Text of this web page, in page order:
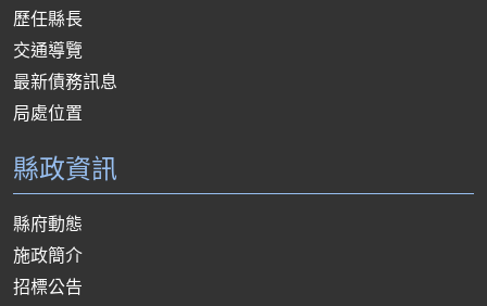
歷任縣長
交通導覽
最新債務訊息
局處位置
縣政資訊
縣府動態
施政簡介
招標公告